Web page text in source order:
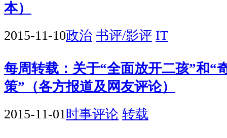
本）
2015-11-10政治 书评/影评 IT
每周转载：关于“全面放开二孩”和“
策”（各方报道及网友评论）
2015-11-01 时事评论 转载